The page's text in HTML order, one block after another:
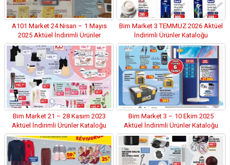
A101 Market 24 Nisan – 1 Mayıs
2025 Aktüel İndirimli Ürünler
Kataloğu
Bim Market 3 TEMMUZ 2026 Aktüel
İndirimli Ürünler Kataloğu
Bim Market 21 – 28 Kasım 2023
Aktüel İndirimli Ürünler Kataloğu
Bim Market 3 – 10 Ekim 2025
Aktüel İndirimli Ürünler Kataloğu